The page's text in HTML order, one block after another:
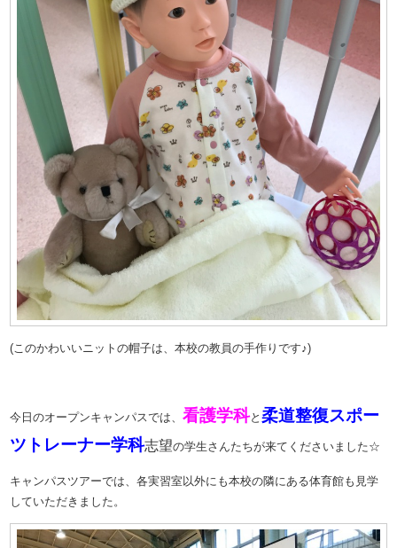
(このかわいいニットの帽子は、本校の教員の手作りです♪)
今日のオープンキャンパスでは、看護学科と柔道整復スポー
ツトレーナー学科志望の学生さんたちが来てくださいました☆
キャンパスツアーでは、各実習室以外にも本校の隣にある体育館も見学
していただきました。